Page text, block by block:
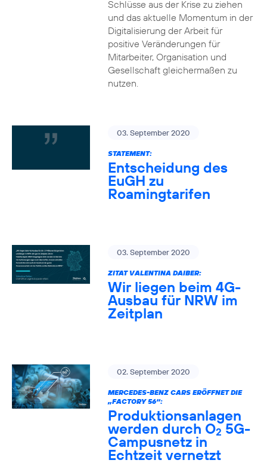
Schlüsse aus der Krise zu ziehen
und das aktuelle Momentum in der
Digitalisierung der Arbeit für
positive Veränderungen für
Mitarbeiter, Organisation und
Gesellschaft gleichermaßen zu
nutzen.
03. September 2020
STATEMENT:
Entscheidung des
EuGH zu
Roamingtarifen
03. September 2020
ZITAT VALENTINA DAIBER:
Wir liegen beim 4G-
Ausbau für NRW im
Zeitplan
02. September 2020
MERCEDES-BENZ CARS ERÖFFNET DIE
„FACTORY 56“:
Produktionsanlagen
werden durch O25G-
Campusnetz in
Echtzeit vernetzt